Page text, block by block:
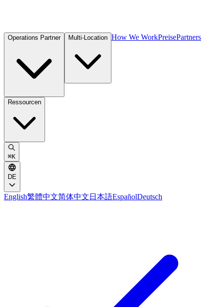
Operations Partner Multi-Location How We WorkPreisePartners
Ressourcen
⌘K
DE
English繁體中文简体中文 日本語EspañolDeutsch